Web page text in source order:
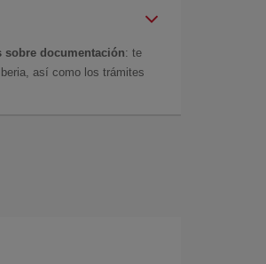
sobre documentación: te
así como los trámites